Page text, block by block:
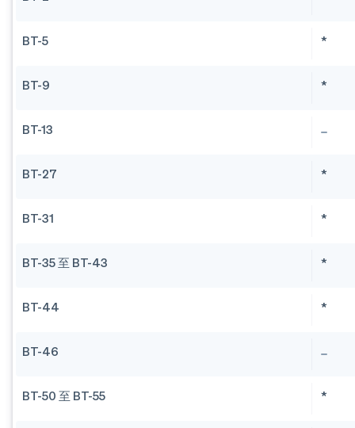
BT-5 *
BT-9 *
BT-13
BT-27 *
BT-31 *
BT-35 至 BT-43 *
BT-44 *
BT-46
BT-50 至 BT-55 *